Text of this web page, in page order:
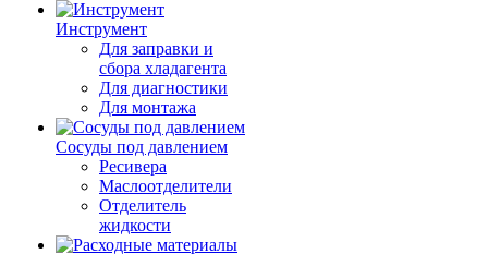
Инструмент
Для заправки и
сбора хладагента
Для диагностики
Для монтажа
Сосуды под давлением
Ресивера
Маслоотделители
Отделитель
жидкости